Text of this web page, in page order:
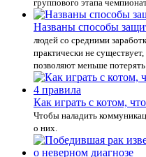
группового этапа
Названы способы
людей со средними
практически не
позволяют меньше
Как играть с котом,
Чтобы наладить
о них.